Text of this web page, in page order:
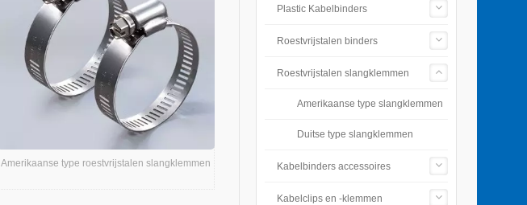
Amerikaanse type roestvrijstalen slangklemmen
Plastic Kabelbinders
Roestvrijstalen binders
Roestvrijstalen slangklemmen
Amerikaanse type slangklemmen
Duitse type slangklemmen
Kabelbinders accessoires
Kabelclips en -klemmen